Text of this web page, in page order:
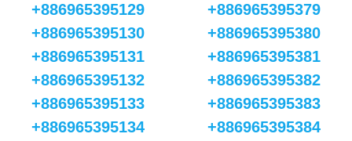
+886965395129
+886965395130
+886965395131
+886965395132
+886965395133
+886965395134
+886965395379
+886965395380
+886965395381
+886965395382
+886965395383
+886965395384